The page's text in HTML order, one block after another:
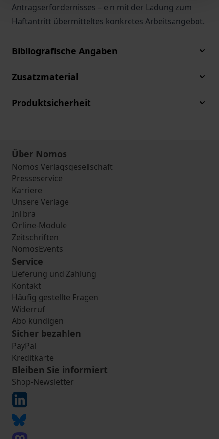
Antragserfordernisses – ein mit der Ladung zum
Haftantritt übermitteltes konkretes Arbeitsangebot.
Bibliografische Angaben
Zusatzmaterial
Produktsicherheit
Über Nomos
Nomos Verlagsgesellschaft
Presseservice
Karriere
Unsere Verlage
Inlibra
Online-Module
Zeitschriften
NomosEvents
Service
Lieferung und Zahlung
Kontakt
Häufig gestellte Fragen
Widerruf
Abo kündigen
Sicher bezahlen
PayPal
Kreditkarte
Bleiben Sie informiert
Shop-Newsletter